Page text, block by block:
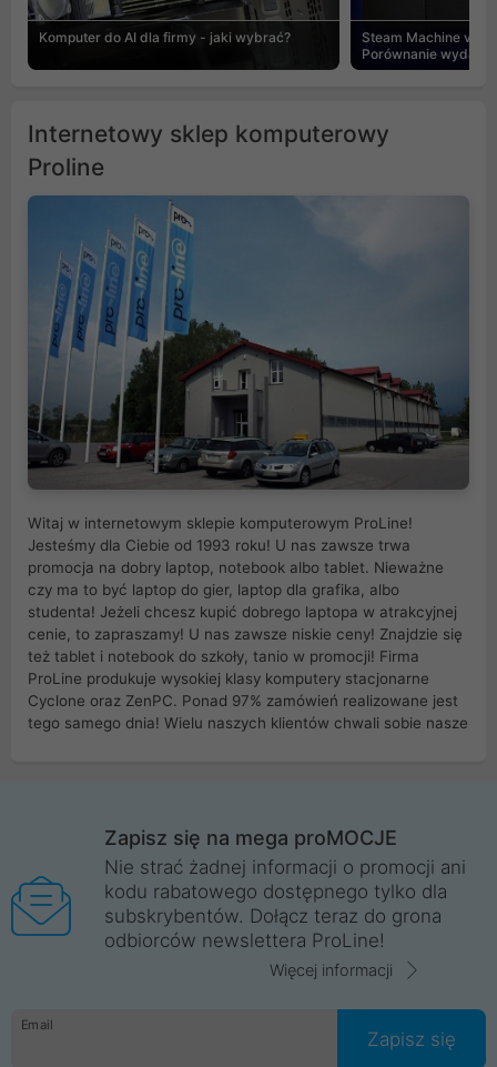
Komputer do AI dla firmy - jaki wybrać?
Steam Machine vs
Porównanie
Internetowy sklep komputerowy
Proline
Witaj w internetowym sklepie komputerowym ProLine!
Jesteśmy dla Ciebie od 1993 roku! U nas zawsze trwa
promocja na dobry laptop, notebook albo tablet. Nieważne
czy ma to być laptop do gier, laptop dla grafika, albo
studenta! Jeżeli chcesz kupić dobrego laptopa w atrakcyjnej
cenie, to zapraszamy! U nas zawsze niskie ceny! Znajdzie się
też tablet i notebook do szkoły, tanio w promocji! Firma
ProLine produkuje wysokiej klasy komputery stacjonarne
Cyclone oraz ZenPC. Ponad 97% zamówień realizowane jest
tego samego dnia! Wielu naszych klientów chwali sobie nasze
Wrocław, Poznań, Legnica, Katowice, Gliwice, Kalisz, Bytom,
Trzebnica, Opole. Szybka i profesjonalna obsługa!
ProLine to polska firma ze 100% polskim kapitałem. Działamy
legalnie i płacimy podatki w naszym kraju! Posiadamy siedzibę
główną w Mirkowie oraz salony na terenie kraju. Cała
komunikacja ze sklepem komputerowym ProLine jest
danych osobowych. Dlatego zakup notebooka albo laptopa w
ProLine to czysta przyjemność i pełne bezpieczeństwo.
Zaopatrzysz się u nas w akcesoria i części komputerowe
Zapisz się na mega proMOCJE
Nie strać żadnej informacji o promocji ani
kodu rabatowego dostępnego tylko dla
subskrybentów. Dołącz teraz do grona
odbiorców newslettera ProLine!
Więcej informacji
Email
Zapisz się